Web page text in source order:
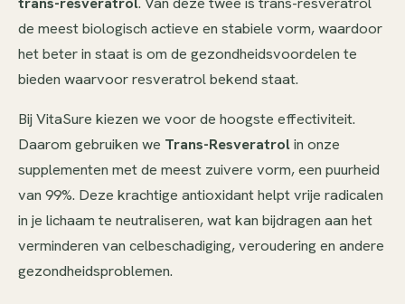
de meest biologisch actieve en stabiele vorm, waardoor
het beter in staat is om de gezondheidsvoordelen te
bieden waarvoor resveratrol bekend staat.
Bij VitaSure kiezen we voor de hoogste effectiviteit.
Daarom gebruiken we Trans-Resveratrolin onze
supplementen met de meest zuivere vorm, een puurheid
van 99%. Deze krachtige antioxidant helpt vrije radicalen
in je lichaam te neutraliseren, wat kan bijdragen aan het
verminderen van celbeschadiging, veroudering en andere
gezondheidsproblemen.